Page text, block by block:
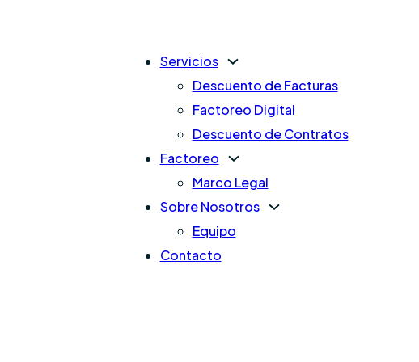
Servicios
Descuento de Facturas
Factoreo Digital
Descuento de Contratos
Factoreo
Marco Legal
Sobre Nosotros
Equipo
Contacto